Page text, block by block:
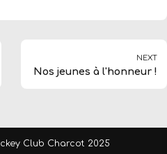
NEXT
Nos jeunes à l'honneur !
Club Charcot 2025